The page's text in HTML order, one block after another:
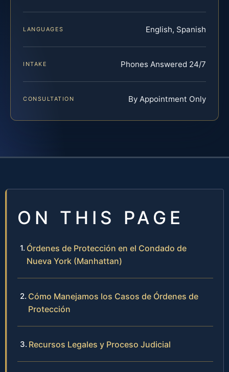
LANGUAGES English, Spanish
INTAKE Phones Answered 24/7
CONSULTATION By Appointment Only
ON THIS PAGE
Órdenes de Protección en el Condado de
Nueva York (Manhattan)
Cómo Manejamos los Casos de Órdenes de
Protección
Recursos Legales y Proceso Judicial